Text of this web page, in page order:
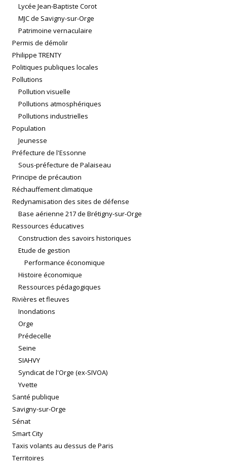
Lycée Jean-Baptiste Corot
MJC de Savigny-sur-Orge
Patrimoine vernaculaire
Permis de démolir
Philippe TRENTY
Politiques publiques locales
Pollutions
Pollution visuelle
Pollutions atmosphériques
Pollutions industrielles
Population
Jeunesse
Préfecture de l'Essonne
Sous-préfecture de Palaiseau
Principe de précaution
Réchauffement climatique
Redynamisation des sites de défense
Base aérienne 217 de Brétigny-sur-Orge
Ressources éducatives
Construction des savoirs historiques
Etude de gestion
Performance économique
Histoire économique
Ressources pédagogiques
Rivières et fleuves
Inondations
Orge
Prédecelle
Seine
SIAHVY
Syndicat de l'Orge (ex-SIVOA)
Yvette
Santé publique
Savigny-sur-Orge
Sénat
Smart City
Taxis volants au dessus de Paris
Territoires